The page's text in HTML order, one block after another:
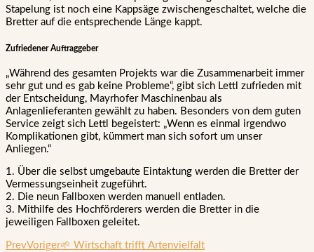
Stapelung ist noch eine Kappsäge zwischengeschaltet, welche die
Bretter auf die entsprechende Länge kappt.
Zufriedener Auftraggeber
„Während des gesamten Projekts war die Zusammenarbeit immer
sehr gut und es gab keine Probleme“, gibt sich Lettl zufrieden mit
der Entscheidung, Mayrhofer Maschinenbau als
Anlagenlieferanten gewählt zu haben. Besonders von dem guten
Service zeigt sich Lettl begeistert: „Wenn es einmal irgendwo
Komplikationen gibt, kümmert man sich sofort um unser
Anliegen.“
1. Über die selbst umgebaute Eintaktung werden die Bretter der
Vermessungseinheit zugeführt.
2. Die neun Fallboxen werden manuell entladen.
3. Mithilfe des Hochförderers werden die Bretter in die
jeweiligen Fallboxen geleitet.
PrevVoriger🌱 Wirtschaft trifft Artenvielfalt